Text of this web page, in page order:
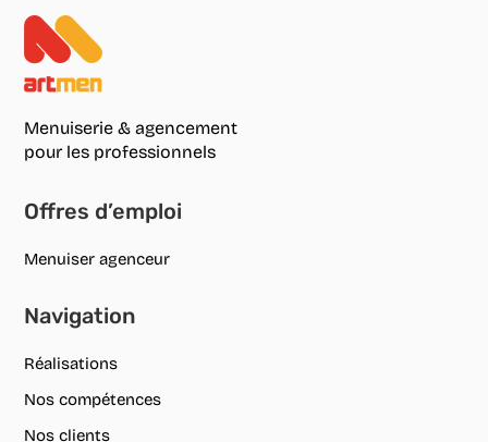
Menuiserie & agencement
pour les professionnels
Offres d’emploi
Menuiser agenceur
Navigation
Réalisations
Nos compétences
Nos clients